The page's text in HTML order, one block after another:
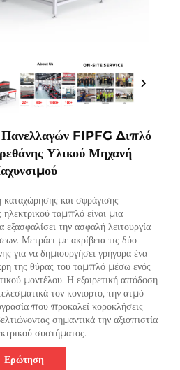
Πανελλαγών FIPFG Διπλό
Υλικού Μηχανή
και σφράγισης
ταμπλό είναι μια
εξασφαλίσει την ασφαλή λειτουργία
Μετράει με ακρίβεια τις δύο
για να δημιουργήσει γρήγορα ένα
της θύρας του ταμπλό μέσω ενός
μοντέλου. Η εξαιρετική απόδοση
τον κονιορτό, την ατμό
που προκαλεί κοροκλήσεις
σημαντικά την αξιοπιστία
συστήματος.
Ερώτηση